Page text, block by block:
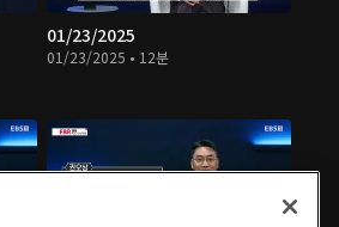
01/23/2025
01/23/2025 • 12분